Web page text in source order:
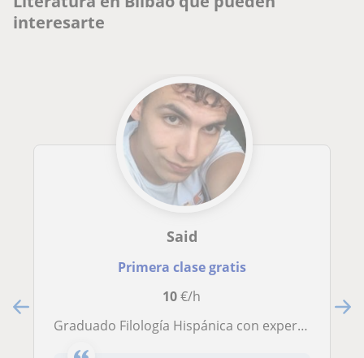
interesarte
Said
Primera clase gratis
10€/h
Graduado Filología Hispánica con experiencia ofrece clases particulares